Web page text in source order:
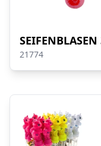
21774